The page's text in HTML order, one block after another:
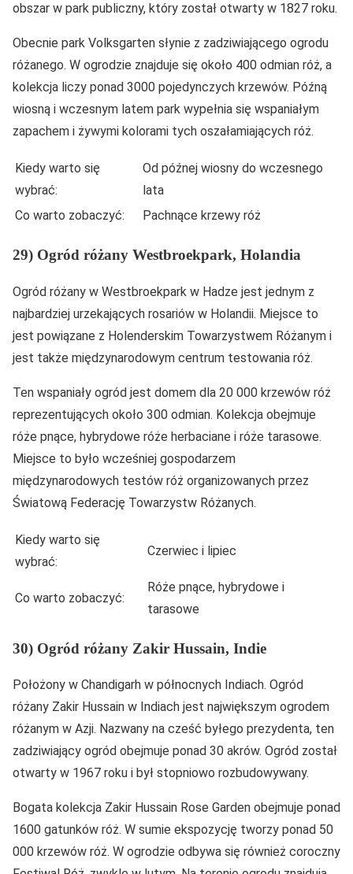
obszar w park publiczny, który został otwarty w 1827 roku.
Obecnie park Volksgarten słynie z zadziwiającego ogrodu
różanego. W ogrodzie znajduje się około 400 odmian róż, a
kolekcja liczy ponad 3000 pojedynczych krzewów. Późną
wiosną i wczesnym latem park wypełnia się wspaniałym
zapachem i żywymi kolorami tych oszałamiających róż.
Kiedy warto się
wybrać:
Od późnej wiosny do wczesnego
lata
Co warto zobaczyć:
Pachnące krzewy róż
29) Ogród różany Westbroekpark, Holandia
Ogród różany w Westbroekpark w Hadze jest jednym z
najbardziej urzekających rosariów w Holandii. Miejsce to
jest powiązane z Holenderskim Towarzystwem Różanym i
jest także międzynarodowym centrum testowania róż.
Ten wspaniały ogród jest domem dla 20 000 krzewów róż
reprezentujących około 300 odmian. Kolekcja obejmuje
róże pnące, hybrydowe róże herbaciane i róże tarasowe.
Miejsce to było wcześniej gospodarzem
międzynarodowych testów róż organizowanych przez
Światową Federację Towarzystw Różanych.
Kiedy warto się
wybrać:
Czerwiec i lipiec
Co warto zobaczyć:
Róże pnące, hybrydowe i
tarasowe
30) Ogród różany Zakir Hussain, Indie
Położony w Chandigarh w północnych Indiach. Ogród
różany Zakir Hussain w Indiach jest największym ogrodem
różanym w Azji. Nazwany na cześć byłego prezydenta, ten
zadziwiający ogród obejmuje ponad 30 akrów. Ogród został
otwarty w 1967 roku i był stopniowo rozbudowywany.
Bogata kolekcja Zakir Hussain Rose Garden obejmuje ponad
1600 gatunków róż. W sumie ekspozycję tworzy ponad 50
000 krzewów róż. W ogrodzie odbywa się również coroczny